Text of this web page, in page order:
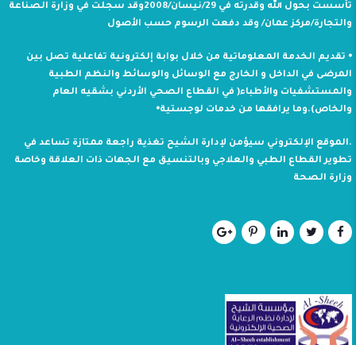
تأسست بحول الله وقدرته في 29/نيسان/2008وقد سجلت في وزارة الصناعة
والتجارة/مركز عمان/ وقد دفعت الرسوم حسب الأصول
⦁ تقديم الخدمة المعلوماتية من خلال بوابة إلكترونية تفاعلية تصل بين
المرضى في الداخل و الخارج مع الوسائل والوسائط والنظم الطبية
والمستشفيات والأطباء( في القطاع الصحي الأردني بشقيه العام
والخاص).وما يرافقها من خدمات لوجستية⦁
.الموقع الإلكتروني سيؤمن لإدارة الشيح تغذية راجعة ممتازة تساعد في
تطوير القطاع الطبي والعلاجي وبالتنسيق مع الجهات ذات العلاقة وخاصة
وزارة الصحة